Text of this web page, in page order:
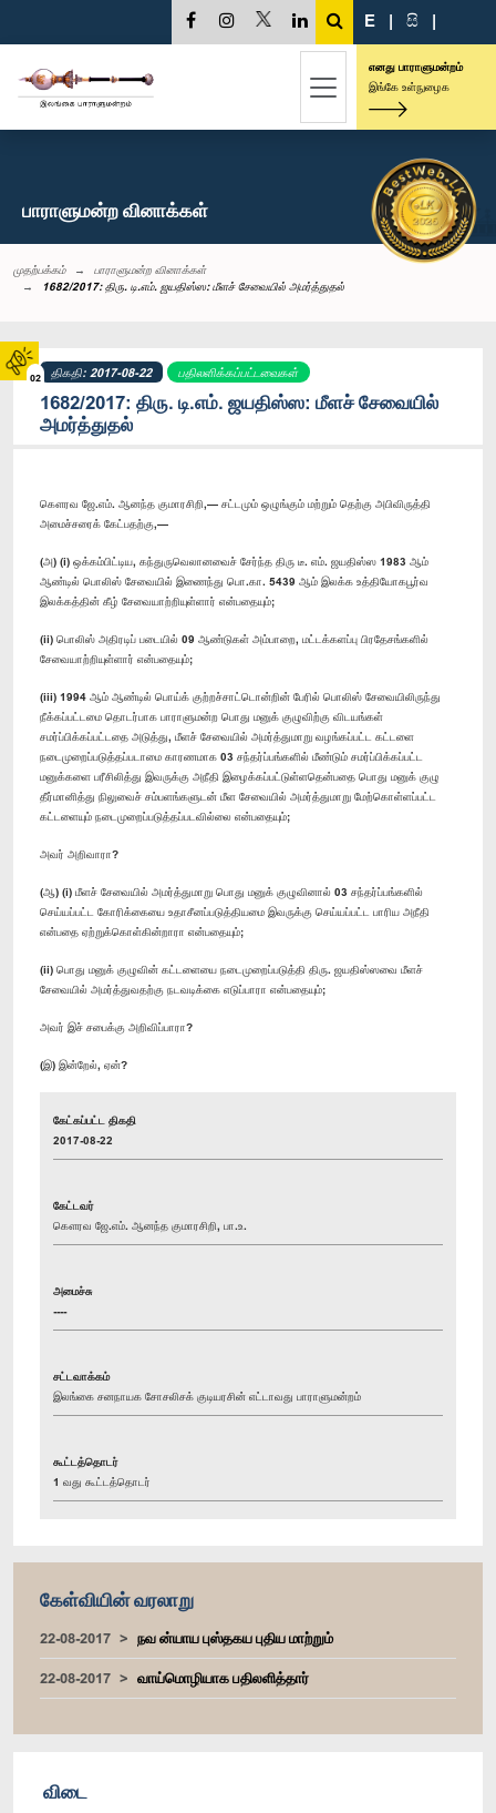
02
E | සි |
எனது பாராளுமன்றம்
இங்கே உள்நுழைக
பாராளுமன்ற வினாக்கள்
முதற்பக்கம்
பாராளுமன்ற வினாக்கள்
1682/2017: திரு. டி.எம். ஜயதிஸ்ஸ: மீளச் சேவையில் அமர்த்துதல்
திகதி: 2017-08-22 பதிலளிக்கப்பட்டவைகள்
1682/2017: திரு. டி.எம். ஜயதிஸ்ஸ: மீளச் சேவையில்
அமர்த்துதல்
கௌரவ ஜே.எம். ஆனந்த குமாரசிறி,— சட்டமும் ஒழுங்கும் மற்றும் தெற்கு அபிவிருத்தி
அமைச்சரைக் கேட்பதற்கு,—
(அ) (​i) ஒக்கம்பிட்டிய, கந்துருவெலானவைச் சேர்ந்த திரு டீ. எம். ஜயதிஸ்ஸ 1983 ஆம்
ஆண்டில் பொலிஸ் சேவையில் இணைந்து பொ.கா. 5439 ஆம் இலக்க உத்தியோகபூர்வ
இலக்கத்தின் கீழ் சேவையாற்றியுள்ளார் என்பதையும்;
(ii) பொலிஸ் அதிரடிப் படையில் 09 ஆண்டுகள் அம்பாறை, மட்டக்களப்பு பிரதேசங்களில்
சேவையாற்றியுள்ளார் என்பதையும்;
(iii) 1994 ஆம் ஆண்டில் பொய்க் குற்றச்சாட்டொன்றின் பேரில் பொலிஸ் சேவையிலிருந்து
நீக்கப்பட்டமை தொடர்பாக பாராளுமன்ற பொது மனுக் குழுவிற்கு விடயங்கள்
சமர்ப்பிக்கப்பட்டதை அடுத்து, மீளச் சேவையில் அமர்த்துமாறு வழங்கப்பட்ட கட்டளை
நடைமுறைப்படுத்தப்படாமை காரணமாக 03 சந்தர்ப்பங்களில் மீண்டும் சமர்ப்பிக்கப்பட்ட
மனுக்களை பரீசிலித்து இவருக்கு அநீதி இழைக்கப்பட்டுள்ளதென்பதை பொது மனுக் குழு
தீர்மானித்து நிலுவைச் சம்பளங்களுடன் மீள சேவையில் அமர்த்துமாறு மேற்கொள்ளப்பட்ட
கட்டளையும் நடைமுறைப்படுத்தப்படவில்லை என்பதையும்;
அவர் அறிவாரா?
(ஆ) (i) மீளச் சேவையில் அமர்த்துமாறு பொது மனுக் குழுவினால் 03 சந்தர்ப்பங்களில்
செய்யப்பட்ட கோரிக்கையை உதாசீனப்படுத்தியமை இவருக்கு செய்யப்பட்ட பாரிய அநீதி
என்பதை ஏற்றுக்கொள்கின்றாரா என்பதையும்;
(ii) பொது மனுக் குழுவின் கட்டளையை நடைமுறைப்படுத்தி திரு. ஜயதிஸ்ஸவை மீளச்
சேவையில் அமர்த்துவதற்கு நடவடிக்கை எடுப்பாரா என்பதையும்;
அவர் இச் சபைக்கு அறிவிப்பாரா?
(இ) இன்றேல், ஏன்?
கேட்கப்பட்ட திகதி
2017-08-22
கேட்டவர்
கௌரவ ஜே.எம். ஆனந்த குமாரசிறி, பா.உ.
அமைச்சு
----
சட்டவாக்கம்
இலங்கை சனநாயக சோசலிசக் குடியரசின் எட்டாவது பாராளுமன்றம்
கூட்டத்தொடர்
1 வது கூட்டத்தொடர்
கேள்வியின் வரலாறு
22-08-2017
நவ ன்யாய புஸ்தகய புதிய மாற்றும்
22-08-2017
வாய்மொழியாக பதிலளித்தார்
விடை